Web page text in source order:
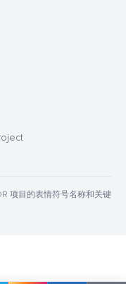
项目的表情符号名称和关键